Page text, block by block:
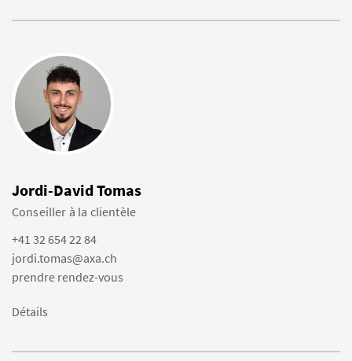
Jordi-David Tomas
Conseiller à la clientèle
+41 32 654 22 84
jordi.tomas@axa.ch
prendre rendez-vous
Détails